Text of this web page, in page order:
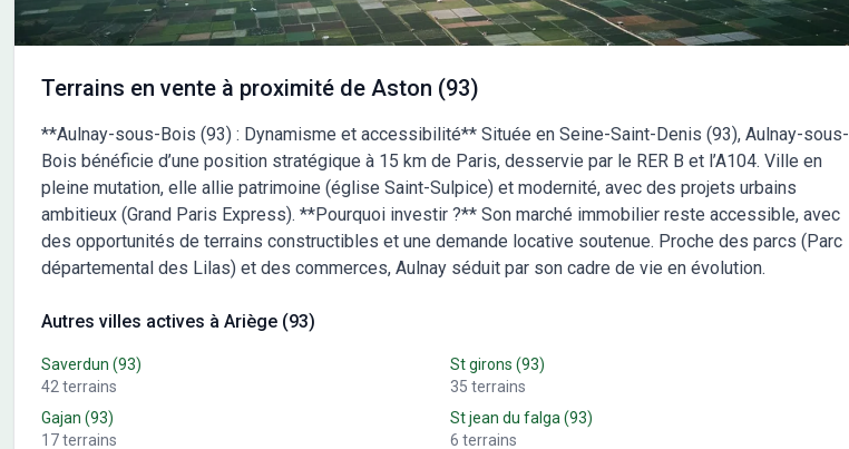
Terrains en vente à proximité de Aston (93)
**Aulnay-sous-Bois (93) : Dynamisme et accessibilité** Située en Seine-Saint-Denis (93), Aulnay-sous-
Bois bénéficie d’une position stratégique à 15 km de Paris, desservie par le RER B et l’A104. Ville en
pleine mutation, elle allie patrimoine (église Saint-Sulpice) et modernité, avec des projets urbains
ambitieux (Grand Paris Express). **Pourquoi investir ?** Son marché immobilier reste accessible, avec
des opportunités de terrains constructibles et une demande locative soutenue. Proche des parcs (Parc
départemental des Lilas) et des commerces, Aulnay séduit par son cadre de vie en évolution.
Autres villes actives à Ariège (93)
Saverdun (93)
42 terrains
St girons (93)
35 terrains
Gajan (93)
17terrains
St jean du falga (93)
6 terrains